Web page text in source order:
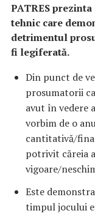
PATRES
tehnic care
detrimentul
fi legiferată.
Din punct de
prosumatorii
avut în vedere
vorbim de o
cantitativă/
potrivit căreia
vigoare/
Este
timpul jocului